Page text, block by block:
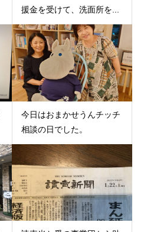
援金を受けて、洗面所を...
今日はおまかせうんチッチ
相談の日でした。